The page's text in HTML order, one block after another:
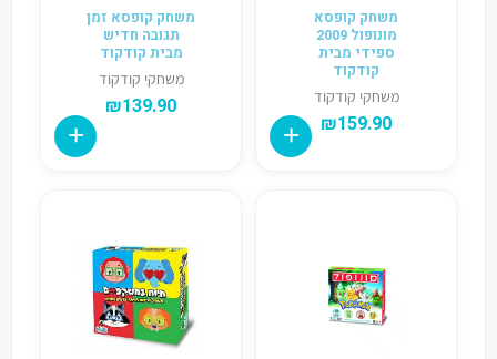
משחק קופסא
מונופול 2009
ספידי מבית
קודקוד
משחקי קודקוד
₪159.90
משחק קופסא זמן
תגובה חדיש
מבית קודקוד
משחקי קודקוד
₪139.90